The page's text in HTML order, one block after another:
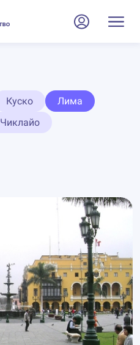
Куско
Лима
Чиклайо